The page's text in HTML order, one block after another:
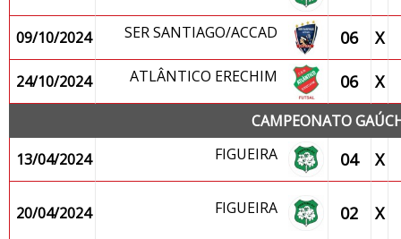
09/10/2024 SER SANTIAGO/ACCAD 06 X
24/10/2024 ATLÂNTICO ERECHIM 06 X
CAMPEONATO
13/04/2024
FIGUEIRA 04 X
20/04/2024 FIGUEIRA 02 X